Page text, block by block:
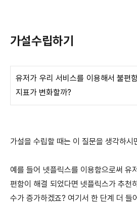
가설수립하기
유저가 우리 서비스를 이용해서 불편
지표가 변화할까?
가설을 수립할 때는 이 질문을 생각하시
예를 들어 넷플릭스를 이용함으로써 유
편함이 해결 되었다면 넷플릭스가 추천
수가 증가하겠죠? 여기서 한 단계 더 들